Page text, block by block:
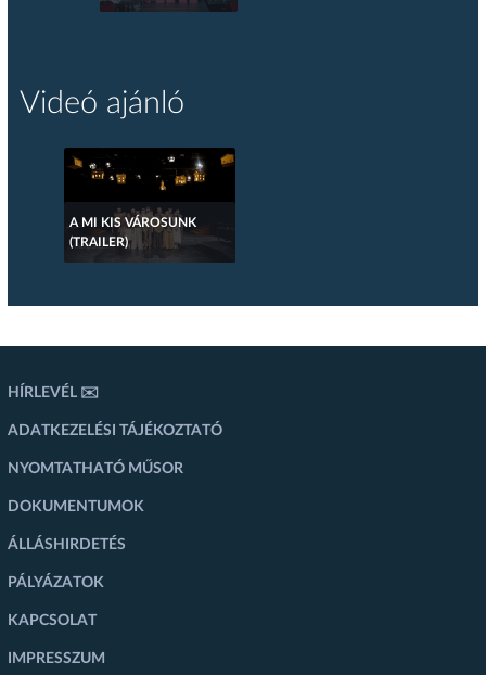
Videó ajánló
A MI KIS VÁROSUNK
(TRAILER)
HÍRLEVÉL ✉️
ADATKEZELÉSI TÁJÉKOZTATÓ
NYOMTATHATÓ MŰSOR
DOKUMENTUMOK
ÁLLÁSHIRDETÉS
PÁLYÁZATOK
KAPCSOLAT
IMPRESSZUM